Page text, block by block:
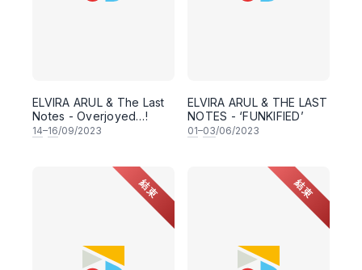
ELVIRA ARUL & The Last
Notes - Overjoyed…!
14–16/09/2023
ELVIRA ARUL & THE LAST
NOTES - ‘FUNKIFIED’
01–03/06/2023
結束 結束